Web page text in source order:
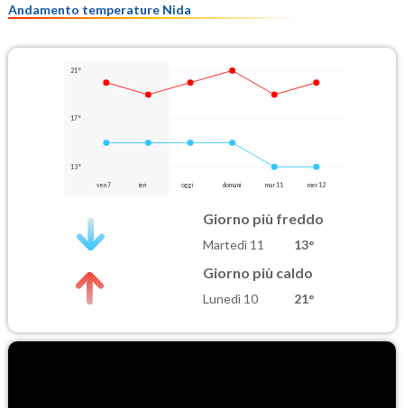
Andamento temperature Nida
21°
17°
13°
ven 7 ieri oggi domani mar 11 mer 12
Giorno più freddo
Martedì 11 13°
Giorno più caldo
Lunedì 10 21°